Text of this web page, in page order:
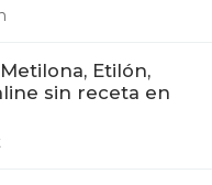
​​Etilón,
sin receta en